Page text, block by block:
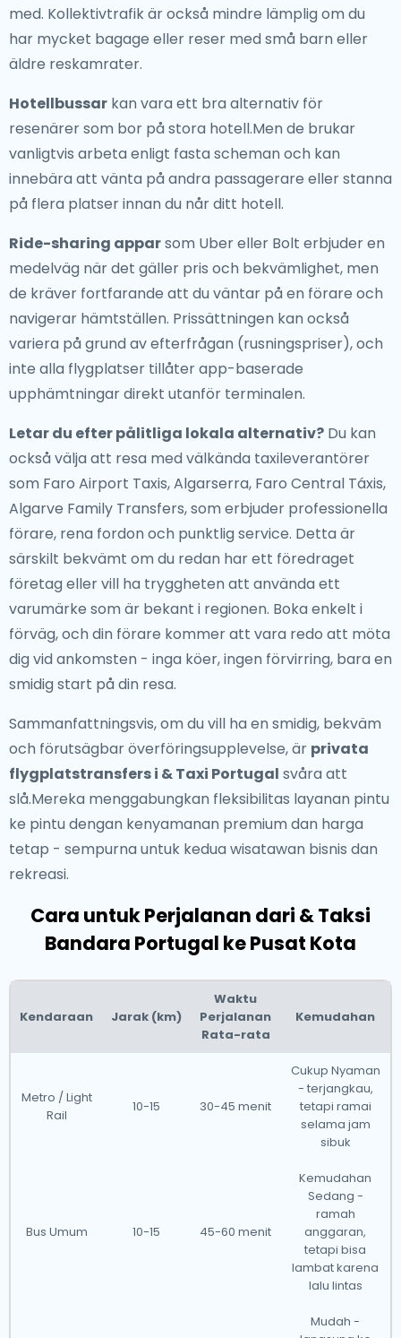
med. Kollektivtrafik är också mindre lämplig om du
har mycket bagage eller reser med små barn eller
äldre reskamrater.
Hotellbussar kan vara ett bra alternativ för
resenärer som bor på stora hotell.Men de brukar
vanligtvis arbeta enligt fasta scheman och kan
innebära att vänta på andra passagerare eller stanna
på flera platser innan du når ditt hotell.
Ride-sharing apparsom Uber eller Bolt erbjuder en
medelväg när det gäller pris och bekvämlighet, men
de kräver fortfarande att du väntar på en förare och
navigerar hämtställen. Prissättningen kan också
variera på grund av efterfrågan (rusningspriser), och
inte alla flygplatser tillåter app-baserade
upphämtningar direkt utanför terminalen.
Letar du efter pålitliga lokala alternativ? Du kan
också välja att resa med välkända taxileverantörer
som Faro Airport Taxis, Algarserra, Faro Central Táxis,
Algarve Family Transfers, som erbjuder professionella
förare, rena fordon och punktlig service. Detta är
särskilt bekvämt om du redan har ett föredraget
företag eller vill ha tryggheten att använda ett
varumärke som är bekant i regionen. Boka enkelt i
förväg, och din förare kommer att vara redo att möta
dig vid ankomsten - inga köer, ingen förvirring, bara en
smidig start på din resa.
Sammanfattningsvis, om du vill ha en smidig, bekväm
och förutsägbar överföringsupplevelse, är privata
flygplatstransfers i & Taxi Portugal svåra att
slå.Mereka menggabungkan fleksibilitas layanan pintu
ke pintu dengan kenyamanan premium dan harga
tetap - sempurna untuk kedua wisatawan bisnis dan
rekreasi.
Cara untuk Perjalanan dari & Taksi
Bandara Portugal ke Pusat Kota
Kendaraan Jarak (km)
Waktu
Perjalanan
Rata-rata
Kemudahan
Metro / Light
Rail
10-15 30-45 menit
Cukup Nyaman
- terjangkau,
tetapi ramai
selama jam
sibuk
Bus Umum 10-15 45-60 menit
Kemudahan
Sedang -
ramah
anggaran,
tetapi bisa
lambat karena
lalu lintas
Mudah -